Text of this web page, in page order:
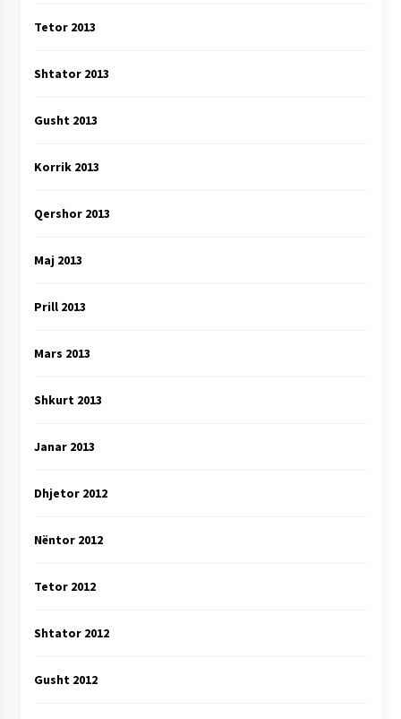
Tetor 2013
Shtator 2013
Gusht 2013
Korrik 2013
Qershor 2013
Maj 2013
Prill 2013
Mars 2013
Shkurt 2013
Janar 2013
Dhjetor 2012
Nëntor 2012
Tetor 2012
Shtator 2012
Gusht 2012